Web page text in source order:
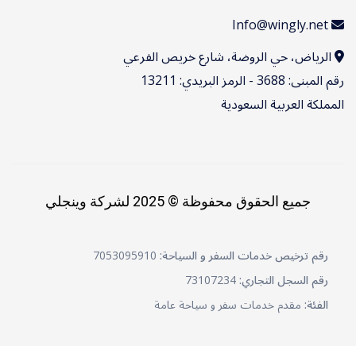
الرياض، حي الروضة، شارع خريص الفرعي
رقم المبنى: 3688 - الرمز البريدي: 13211
المملكة العربية السعودية
جميع الحقوق محفوظة © 2025 لشركة وينجلي
رقم ترخيص خدمات السفر و السياحة:
رقم السجل التجاري:
الفئة: مقدم خدمات سفر و سياحة عامة